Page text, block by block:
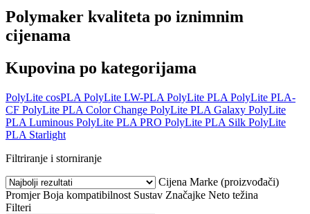
Polymaker kvaliteta po iznimnim
cijenama
Kupovina po kategorijama
PolyLite cosPLA PolyLite LW-PLA PolyLite PLA PolyLite PLA-
CF PolyLite PLA Color Change PolyLite PLA Galaxy PolyLite
PLA Luminous PolyLite PLA PRO PolyLite PLA Silk PolyLite
PLA Starlight
Filtriranje i storniranje
Cijena Marke (proizvođači)
Promjer Boja kompatibilnost Sustav Značajke Neto težina
Filteri